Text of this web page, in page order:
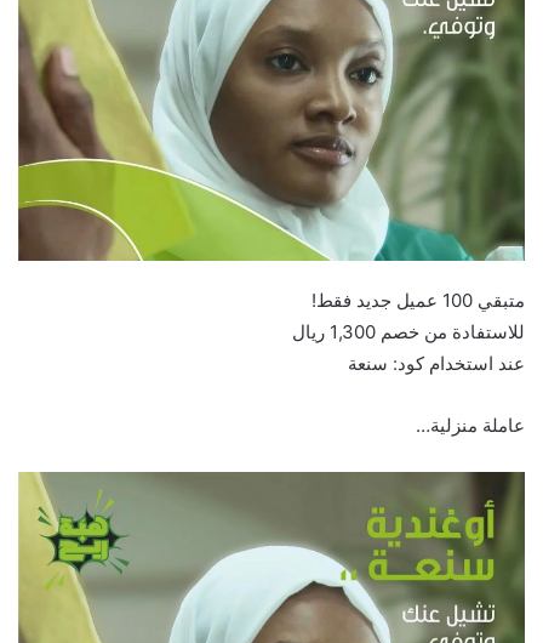
متبقي 100 عميل جديد فقط!
للاستفادة من خصم 1,300 ريال
عند استخدام كود: سنعة
عاملة منزلية…